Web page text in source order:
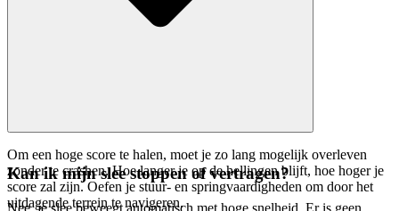
Om een hoge score te halen, moet je zo lang mogelijk overleven
zonder te crashen. Hoe langer je op de hellingen blijft, hoe hoger je
score zal zijn. Oefen je stuur- en springvaardigheden om door het
uitdagende terrein te navigeren.
Kan ik mijn slee stoppen of vertragen?
Nee, je slee beweegt automatisch met hoge snelheid. Er is geen